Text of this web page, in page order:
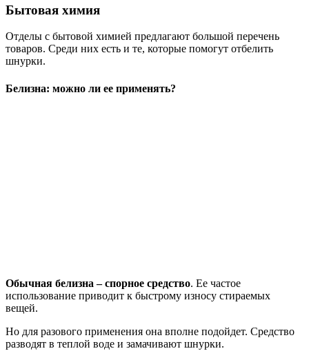
Бытовая химия
Отделы с бытовой химией предлагают большой перечень
товаров. Среди них есть и те, которые помогут отбелить
шнурки.
Белизна: можно ли ее применять?
Обычная белизна – спорное средство. Ее частое
использование приводит к быстрому износу стираемых
вещей.
Но для разового применения она вполне подойдет. Средство
разводят в теплой воде и замачивают шнурки.